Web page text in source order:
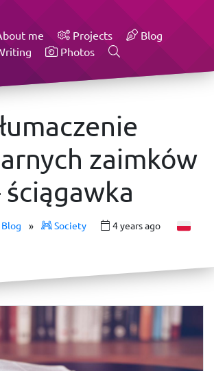
me Projects
Blog
Photos
zaimków
ściągawka
Blog » Society 4 years ago